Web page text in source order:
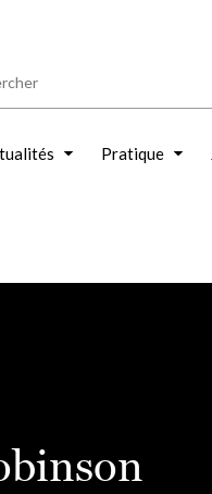
Pratique